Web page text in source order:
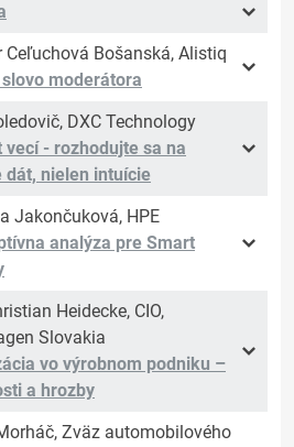
Ceľuchová Bošanská, Alistiq
moderátora
DXC Technology
vecí - rozhodujte sa na
dát, nielen intuície
Jakončuková, HPE
analýza pre Smart
Heidecke, CIO,
Slovakia
vo výrobnom podniku –
a hrozby
Zväz automobilového